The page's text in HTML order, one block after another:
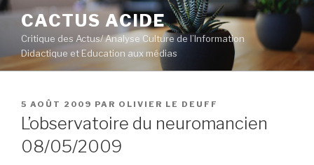
Aller
contenu
principal
CACTUS ACIDE
Critique des Actus/ Analyse Culture de l’Information
Didactique et Education aux médias
PUBLIÉ
LE
5 AOÛT 2009 PAR OLIVIER LE DEUFF
L’observatoire du neuromancien
08/05/2009